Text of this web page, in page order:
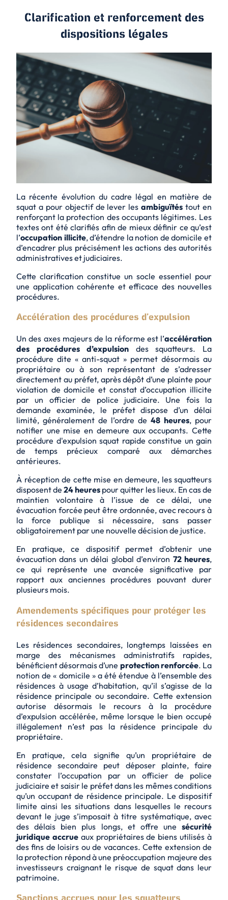
Clarification et renforcement des
dispositions légales
La récente évolution du cadre légal en matière de
squat a pour objectif de lever lesambiguïtés tout en
renforçant la protection des occupants légitimes. Les
textes ont été clarifiés afin de mieux définir ce qu’est
l’occupation illicite, d’étendre la notion de domicile et
d’encadrer plus précisément les actions des autorités
administratives et judiciaires.
Cette clarification constitue un socle essentiel pour
une application cohérente et efficace des nouvelles
procédures.
Accélération des procédures d’expulsion
Un des axes majeurs de la réforme est l’accélération
des procédures d’expulsion des squatteurs. La
procédure dite « anti-squat » permet désormais au
propriétaire ou à son représentant de s’adresser
directement au préfet, après dépôt d’une plainte pour
violation de domicile et constat d’occupation illicite
par un officier de police judiciaire. Une fois la
demande examinée, le préfet dispose d’un délai
limité, généralement de l’ordre de 48 heures, pour
notifier une mise en demeure aux occupants. Cette
procédure d'expulsion squat rapide constitue un gain
de temps précieux comparé aux démarches
antérieures.
À réception de cette mise en demeure, les squatteurs
disposent de 24 heures pour quitter les lieux. En cas de
maintien volontaire à l’issue de ce délai, une
évacuation forcée peut être ordonnée, avec recours à
la force publique si nécessaire, sans passer
obligatoirement par une nouvelle décision de justice.
En pratique, ce dispositif permet d’obtenir une
évacuation dans un délai global d’environ 72 heures,
ce qui représente une avancée significative par
rapport aux anciennes procédures pouvant durer
plusieurs mois.
Amendements spécifiques pour protéger les
résidences secondaires
Les résidences secondaires, longtemps laissées en
marge des mécanismes administratifs rapides,
bénéficient désormais d’une protection renforcée. La
notion de « domicile » a été étendue à l’ensemble des
résidences à usage d’habitation, qu’il s’agisse de la
résidence principale ou secondaire. Cette extension
autorise désormais le recours à la procédure
d’expulsion accélérée, même lorsque le bien occupé
illégalement n’est pas la résidence principale du
propriétaire.
En pratique, cela signifie qu’un propriétaire de
résidence secondaire peut déposer plainte, faire
constater l’occupation par un officier de police
judiciaire et saisir le préfet dans les mêmes conditions
qu’un occupant de résidence principale. Le dispositif
limite ainsi les situations dans lesquelles le recours
devant le juge s’imposait à titre systématique, avec
des délais bien plus longs, et offre une sécurité
juridique accrueaux propriétaires de biens utilisés à
des fins de loisirs ou de vacances. Cette extension de
la protection répond à une préoccupation majeure des
investisseurs craignant le risque de squat dans leur
patrimoine.